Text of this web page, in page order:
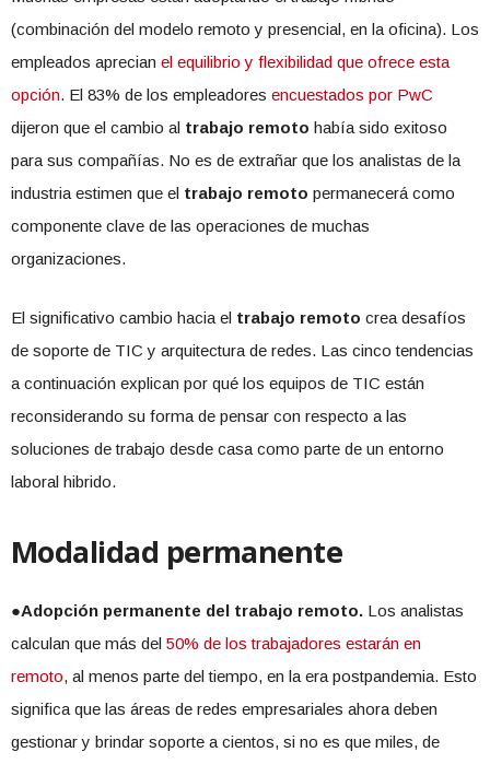
(combinación del modelo remoto y presencial, en la oficina). Los
empleados aprecian el equilibrio y flexibilidad que ofrece esta
opción. El 83% de los empleadores encuestados por PwC
dijeron que el cambio al trabajo remoto había sido exitoso
para sus compañías. No es de extrañar que los analistas de la
industria estimen que el trabajo remoto permanecerá como
componente clave de las operaciones de muchas
organizaciones.
El significativo cambio hacia el trabajo remoto crea desafíos
de soporte de TIC y arquitectura de redes. Las cinco tendencias
a continuación explican por qué los equipos de TIC están
reconsiderando su forma de pensar con respecto a las
soluciones de trabajo desde casa como parte de un entorno
laboral hibrido.
Modalidad permanente
●Adopción permanente del trabajo remoto. Los analistas
calculan que más del 50% de los trabajadores estarán en
remoto, al menos parte del tiempo, en la era postpandemia. Esto
significa que las áreas de redes empresariales ahora deben
gestionar y brindar soporte a cientos, si no es que miles, de